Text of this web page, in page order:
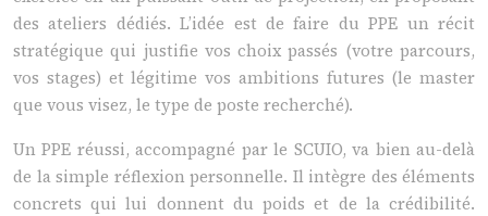
des ateliers dédiés. L’idée est de faire du PPE un récit
stratégique qui justifie vos choix passés (votre parcours,
vos stages) et légitime vos ambitions futures (le master
que vous visez, le type de poste recherché).
Un PPE réussi, accompagné par le SCUIO, va bien au-delà
de la simple réflexion personnelle. Il intègre des éléments
concrets qui lui donnent du poids et de la crédibilité.